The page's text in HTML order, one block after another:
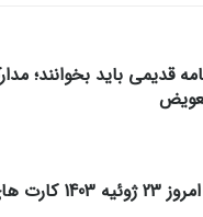
قدیمی باید بخوانند؛
مبارزات همستر